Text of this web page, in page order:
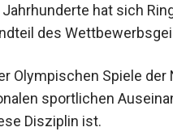
Jahrhunderte hat sich
des
Olympischen Spiele
internationalen
beständig diese